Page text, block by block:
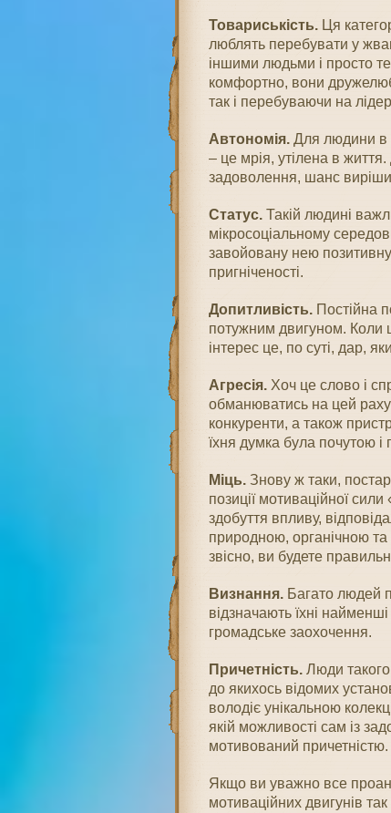
Товариськість.Ця
люблять перебувати у
іншими людьми і просто
комфортно, вони
так і перебуваючи на
Автономія.Для людини в
– це мрія, утілена в
задоволення, шанс
Статус.Такій людині
мікросоціальному
завойовану нею
пригніченості.
Допитливість.Постійна
потужним двигуном. Коли
інтерес це, по суті, дар,
Агресія.Хоч це слово і
обманюватись на цей
конкуренти, а також
їхня думка була почутою
Міць.Знову ж таки,
позиції мотиваційної
здобуття впливу,
природною, органічною
звісно, ви будете
Визнання.Багато людей
відзначають їхні
громадське заохочення.
Причетність.Люди такого
до якихось відомих
володіє унікальною
якій можливості сам із
мотивований причетністю.
Якщо ви уважно все
мотиваційних двигунів